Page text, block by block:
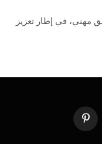
في إطار تعزيز
بينتيريست